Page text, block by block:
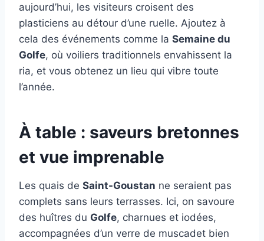
aujourd’hui, les visiteurs croisent des
plasticiens au détour d’une ruelle. Ajoutez à
cela des événements comme la Semaine du
Golfe, où voiliers traditionnels envahissent la
ria, et vous obtenez un lieu qui vibre toute
l’année.
À table : saveurs bretonnes
et vue imprenable
Les quais de Saint-Goustan ne seraient pas
complets sans leurs terrasses. Ici, on savoure
des huîtres du Golfe, charnues et iodées,
accompagnées d’un verre de muscadet bien